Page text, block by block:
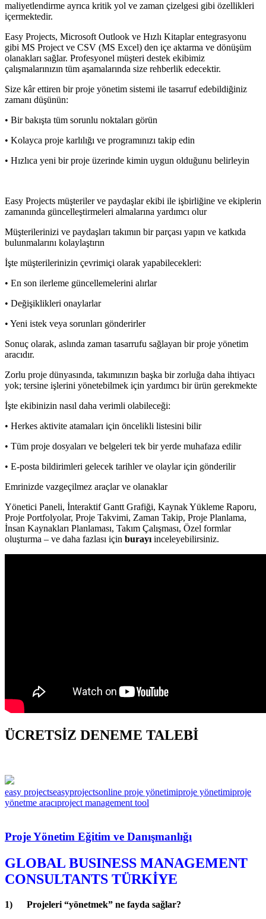
maliyetlendirme ayrıca kritik yol ve zaman çizelgesi gibi özellikleri
içermektedir.
Easy Projects, Microsoft Outlook ve Hızlı Kitaplar entegrasyonu
gibi MS Project ve CSV (MS Excel) den içe aktarma ve dönüşüm
olanakları sağlar. Profesyonel müşteri destek ekibimiz
çalışmalarınızın tüm aşamalarında size rehberlik edecektir.
Size kâr ettiren bir proje yönetim sistemi ile tasarruf edebildiğiniz
zamanı düşünün:
• Bir bakışta tüm sorunlu noktaları görün
• Kolayca proje karlılığı ve programınızı takip edin
• Hızlıca yeni bir proje üzerinde kimin uygun olduğunu belirleyin
Easy Projects müşteriler ve paydaşlar ekibi ile işbirliğine ve ekiplerin
zamanında güncelleştirmeleri almalarına yardımcı olur
Müşterilerinizi ve paydaşları takımın bir parçası yapın ve katkıda
bulunmalarını kolaylaştırın
İşte müşterilerinizin çevrimiçi olarak yapabilecekleri:
• En son ilerleme güncellemelerini alırlar
• Değişiklikleri onaylarlar
• Yeni istek veya sorunları gönderirler
Sonuç olarak, aslında zaman tasarrufu sağlayan bir proje yönetim
aracıdır.
Zorlu proje dünyasında, takımınızın başka bir zorluğa daha ihtiyacı
yok; tersine işlerini yönetebilmek için yardımcı bir ürün gerekmekte
İşte ekibinizin nasıl daha verimli olabileceği:
• Herkes aktivite atamaları için öncelikli listesini bilir
• Tüm proje dosyaları ve belgeleri tek bir yerde muhafaza edilir
• E-posta bildirimleri gelecek tarihler ve olaylar için gönderilir
Emrinizde vazgeçilmez araçlar ve olanaklar
Yönetici Paneli, İnteraktif Gantt Grafiği, Kaynak Yükleme Raporu,
Proje Portfolyolar, Proje Takvimi, Zaman Takip, Proje Planlama,
İnsan Kaynakları Planlaması, Takım Çalışması, Özel formlar
oluşturma – ve daha fazlası için burayı inceleyebilirsiniz.
ÜCRETSİZ DENEME TALEBİ
easy projectseasyprojectsonline proje yönetimiproje yönetimiproje
yönetme aracıproject management tool
Proje Yönetim Eğitim ve Danışmanlığı
GLOBAL BUSINESS MANAGEMENT
CONSULTANTS TÜRKİYE
1) Projeleri “yönetmek” ne fayda sağlar?